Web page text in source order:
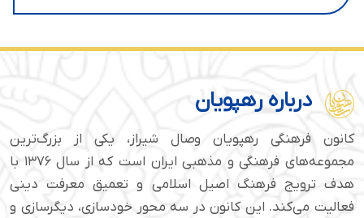
درباره رهپویان
کانون فرهنگی رهپویان وصال شیراز، یکی از بزرگ‌ترین
مجموعه‌های فرهنگی و مذهبی ایران است که از سال ۱۳۷۶ با
هدف ترویج فرهنگ اصیل اسلامی و تعمیق معرفت دینی
فعالیت می‌کند. این کانون در سه محور خودسازی، دیگرسازی و